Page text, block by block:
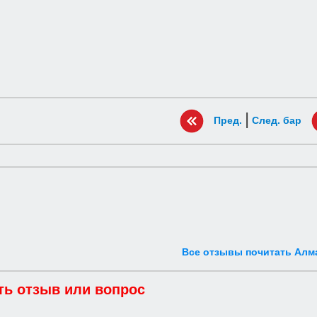
Пред. | След. бар
Все отзывы почитать
отзыв или вопрос